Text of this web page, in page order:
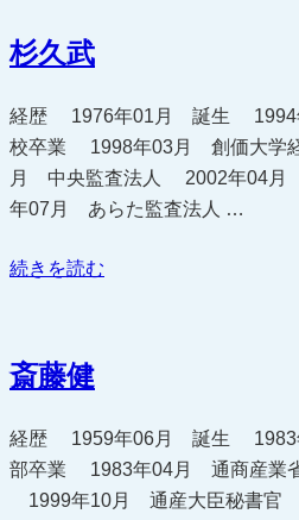
杉久武
経歴 1976年01月 誕生 1994
校卒業 1998年03月 創価大学
月 中央監査法人 2002年04
年07月 あらた監査法人 …
“杉
の
続きを読む
斎藤健
経歴 1959年06月 誕生 1983
部卒業 1983年04月 通商産業省
1999年10月 通産大臣秘書官